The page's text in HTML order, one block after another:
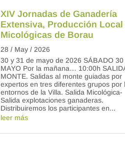
XIV Jornadas de Ganadería
Extensiva, Producción Local
Micológicas de Borau
28 / May / 2026
30 y 31 de mayo de 2026 SÁBADO 30
MAYO Por la mañana… 10:00h
MONTE. Salidas al monte guiadas por
expertos en tres diferentes grupos por
entornos de la Villa. Salida Micológica-
Salida explotaciones ganaderas.
Distribuiremos los participantes en...
leer más